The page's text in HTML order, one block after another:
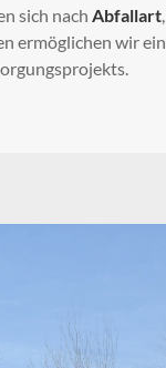
sich nach Abfallart
ermöglichen wir